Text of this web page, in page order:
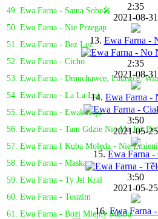
49. Ewa Farna - Sama Sobe🎤
50. Ewa Farna - Nie Przegap
51. Ewa Farna - Bez Lez
52. Ewa Farna - Cicho
53. Ewa Farna - Dmuchawce, Latawce,
54. Ewa Farna - La La Laj
55. Ewa Farna - Ewakuacja
56. Ewa Farna - Tam Gdzie Nie Ma Już
57. Ewa Farna I Kuba Molęda - Nie
58. Ewa Farna - Maska
59. Ewa Farna - Ty Jsi Kral
60. Ewa Farna - Touzim
61. Ewa Farna - Bozi Mlejny Melou
2:35
2021-08-31
13. Ewa Farna -
2:35
2021-08-31
14. Ewa Farna -
3:50
2021-05-25
15. Ewa Farna -
3:50
2021-05-25
16. Ewa Farna